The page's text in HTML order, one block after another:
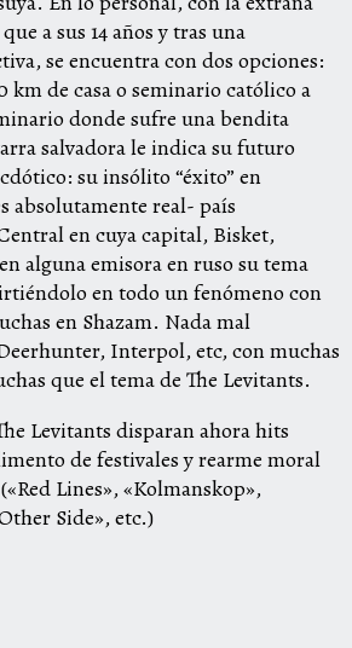
a sus 14 años y tras una
se encuentra con dos opciones:
de casa o seminario católico a
donde sufre una bendita
salvadora le indica su futuro
su insólito “éxito” en
absolutamente real- país
en cuya capital, Bisket,
alguna emisora en ruso su tema
en todo un fenómeno con
en Shazam. Nada mal
Interpol, etc, con muchas
que el tema de The Levitants.
Levitants disparan ahora hits
de festivales y rearme moral
Lines», «Kolmanskop»,
Side», etc.)